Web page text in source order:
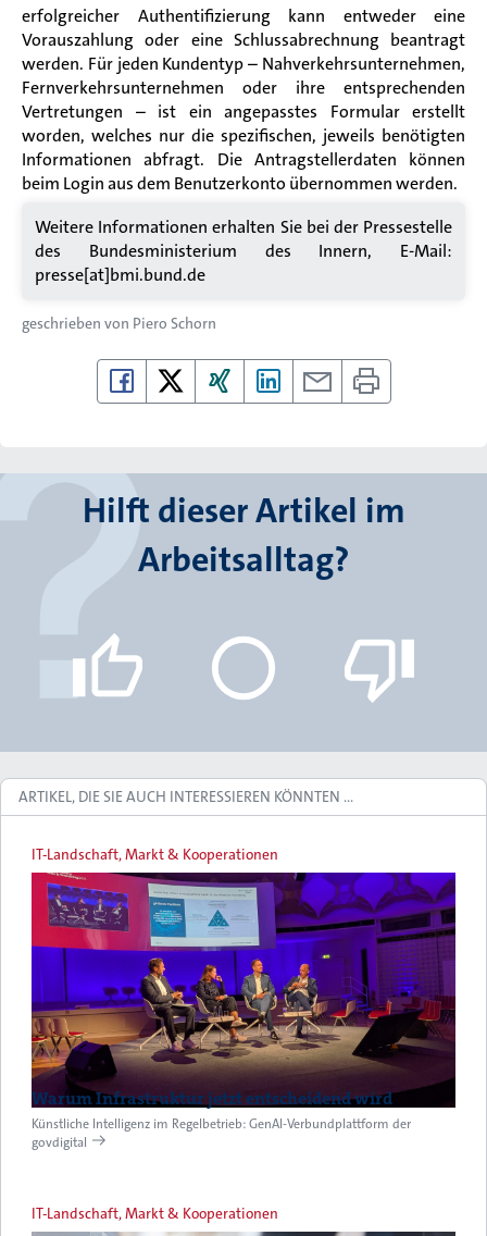
erfolgreicher Authentifizierung kann entweder eine
Vorauszahlung oder eine Schlussabrechnung beantragt
werden. Für jeden Kundentyp – Nahverkehrsunternehmen,
Fernverkehrsunternehmen oder ihre entsprechenden
Vertretungen – ist ein angepasstes Formular erstellt
worden, welches nur die spezifischen, jeweils benötigten
Informationen abfragt. Die Antragstellerdaten können
beim Login aus dem Benutzerkonto übernommen werden.
Weitere Informationen erhalten Sie bei der Pressestelle
des Bundesministerium des Innern, E-Mail:
presse[at]bmi.bund.de
geschrieben von Piero Schorn
Hilft dieser Artikel im
Arbeitsalltag?
ARTIKEL, DIE SIE AUCH INTERESSIEREN KÖNNTEN …
IT-Landschaft, Markt & Kooperationen
Warum Infrastruktur jetzt entscheidend wird
Künstliche Intelligenz im Regelbetrieb: GenAI-Verbundplattform der
govdigital
IT-Landschaft, Markt & Kooperationen